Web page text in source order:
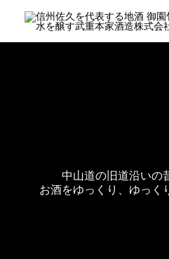
中山道の旧道沿いの
お酒をゆっくり、ゆっく